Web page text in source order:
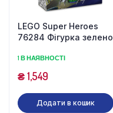
LEGO Super Heroes
76284 Фігурка
1 В НАЯВНОСТІ
₴1,549
Додати в кошик